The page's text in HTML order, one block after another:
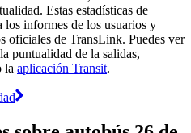
Estas estadísticas de
los informes de los usuarios y
oficiales de TransLink. Puedes ver
puntualidad de la salidas,
la aplicación Transit.